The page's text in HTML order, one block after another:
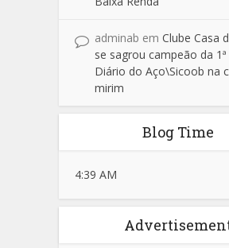
adminab em Clube Casa
se sagrou campeão da 1ª
Diário do Aço\Sicoob na
mirim
Blog Time
4:39 AM